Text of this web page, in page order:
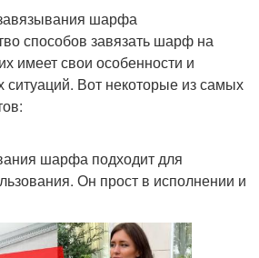
шарфа
способов завязать шарф на
имеет свои особенности и
ситуаций. Вот некоторые из самых
шарфа подходит для
Он прост в исполнении и